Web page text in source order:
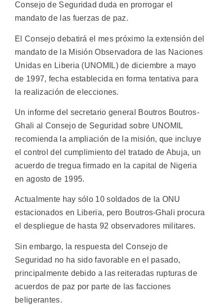
Consejo de Seguridad duda en prorrogar el
mandato de las fuerzas de paz.
El Consejo debatirá el mes próximo la extensión del
mandato de la Misión Observadora de las Naciones
Unidas en Liberia (UNOMIL) de diciembre a mayo
de 1997, fecha establecida en forma tentativa para
la realización de elecciones.
Un informe del secretario general Boutros Boutros-
Ghali al Consejo de Seguridad sobre UNOMIL
recomienda la ampliación de la misión, que incluye
el control del cumplimiento del tratado de Abuja, un
acuerdo de tregua firmado en la capital de Nigeria
en agosto de 1995.
Actualmente hay sólo 10 soldados de la ONU
estacionados en Liberia, pero Boutros-Ghali procura
el despliegue de hasta 92 observadores militares.
Sin embargo, la respuesta del Consejo de
Seguridad no ha sido favorable en el pasado,
principalmente debido a las reiteradas rupturas de
acuerdos de paz por parte de las facciones
beligerantes.